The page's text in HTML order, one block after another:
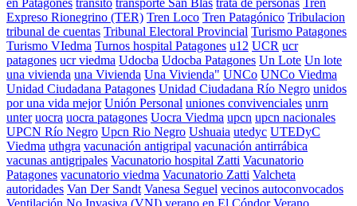
en Patagones tránsito transporte San Blas trata de personas Tren
Expreso Rionegrino (TER) Tren Loco Tren Patagónico Tribulacion
tribunal de cuentas Tribunal Electoral Provincial Turismo Patagones
Turismo VIedma Turnos hospital Patagones u12 UCR ucr
patagones ucr viedma Udocba Udocba Patagones Un Lote Un lote
una vivienda una Vivienda Una Vivienda" UNCo UNCo Viedma
Unidad Ciudadana Patagones Unidad Ciudadana Río Negro unidos
por una vida mejor Unión Personal uniones convivenciales unrn
unter uocra uocra patagones Uocra Viedma upcn upcn nacionales
UPCN Río Negro Upcn Rio Negro Ushuaia utedyc UTEDyC
Viedma uthgra vacunación antigripal vacunación antirrábica
vacunas antigripales Vacunatorio hospital Zatti Vacunatorio
Patagones vacunatorio viedma Vacunatorio Zatti Valcheta
autoridades Van Der Sandt Vanesa Seguel vecinos autoconvocados
Ventilación No Invasiva (VNI) verano en El Cóndor Verano